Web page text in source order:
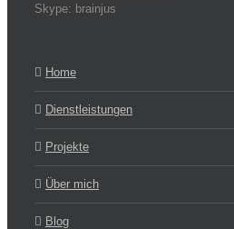
Skype: brainjus
Home
Dienstleistungen
Projekte
Über mich
Blog